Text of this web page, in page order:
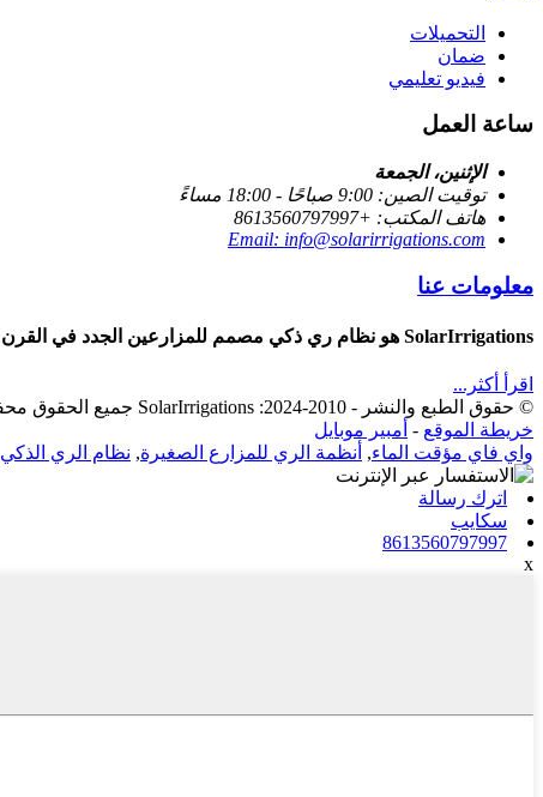
التحميلات
ضمان
فيديو تعليمي
ساعة العمل
الإثنين، الجمعة
توقيت الصين: 9:00 صباحًا - 18:00 مساءً
هاتف المكتب: +8613560797997
Email: info@solarirrigations.com
معلومات عنا
SolarIrrigations هو نظام ري ذكي مصمم للمزارعين الجدد في القرن الحادي والعشرين، ويعمل على تحسين استخدام المياه، وزيادة إنتاجية المحاصيل.
اقرأ أكثر...
© حقوق الطبع والنشر - 2010-2024: SolarIrrigations جميع الحقوق محفوظة
خريطة الموقع - أمبير موبايل
واي فاي مؤقت الماء, أنظمة الري للمزارع الصغيرة, نظام الري الذكي
اترك رسالة
سكايب
8613560797997
x